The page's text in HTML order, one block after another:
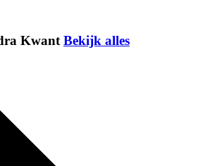
KwantBekijk alles